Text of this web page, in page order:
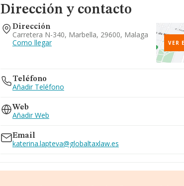
Dirección y contacto
Dirección
Carretera N-340, Marbella, 29600, Malaga
Como llegar
VER
Teléfono
Añadir Teléfono
Web
Añadir Web
Email
katerina.lapteva@globaltaxlaw.es